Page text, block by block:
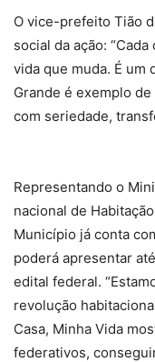
O vice-prefeito Tião
social da ação:
vida que muda. É um
Grande é exemplo
com seriedade,
Representando o
nacional de
Município já conta
poderá apresentar
edital federal.
revolução
Casa, Minha Vida
federativos,